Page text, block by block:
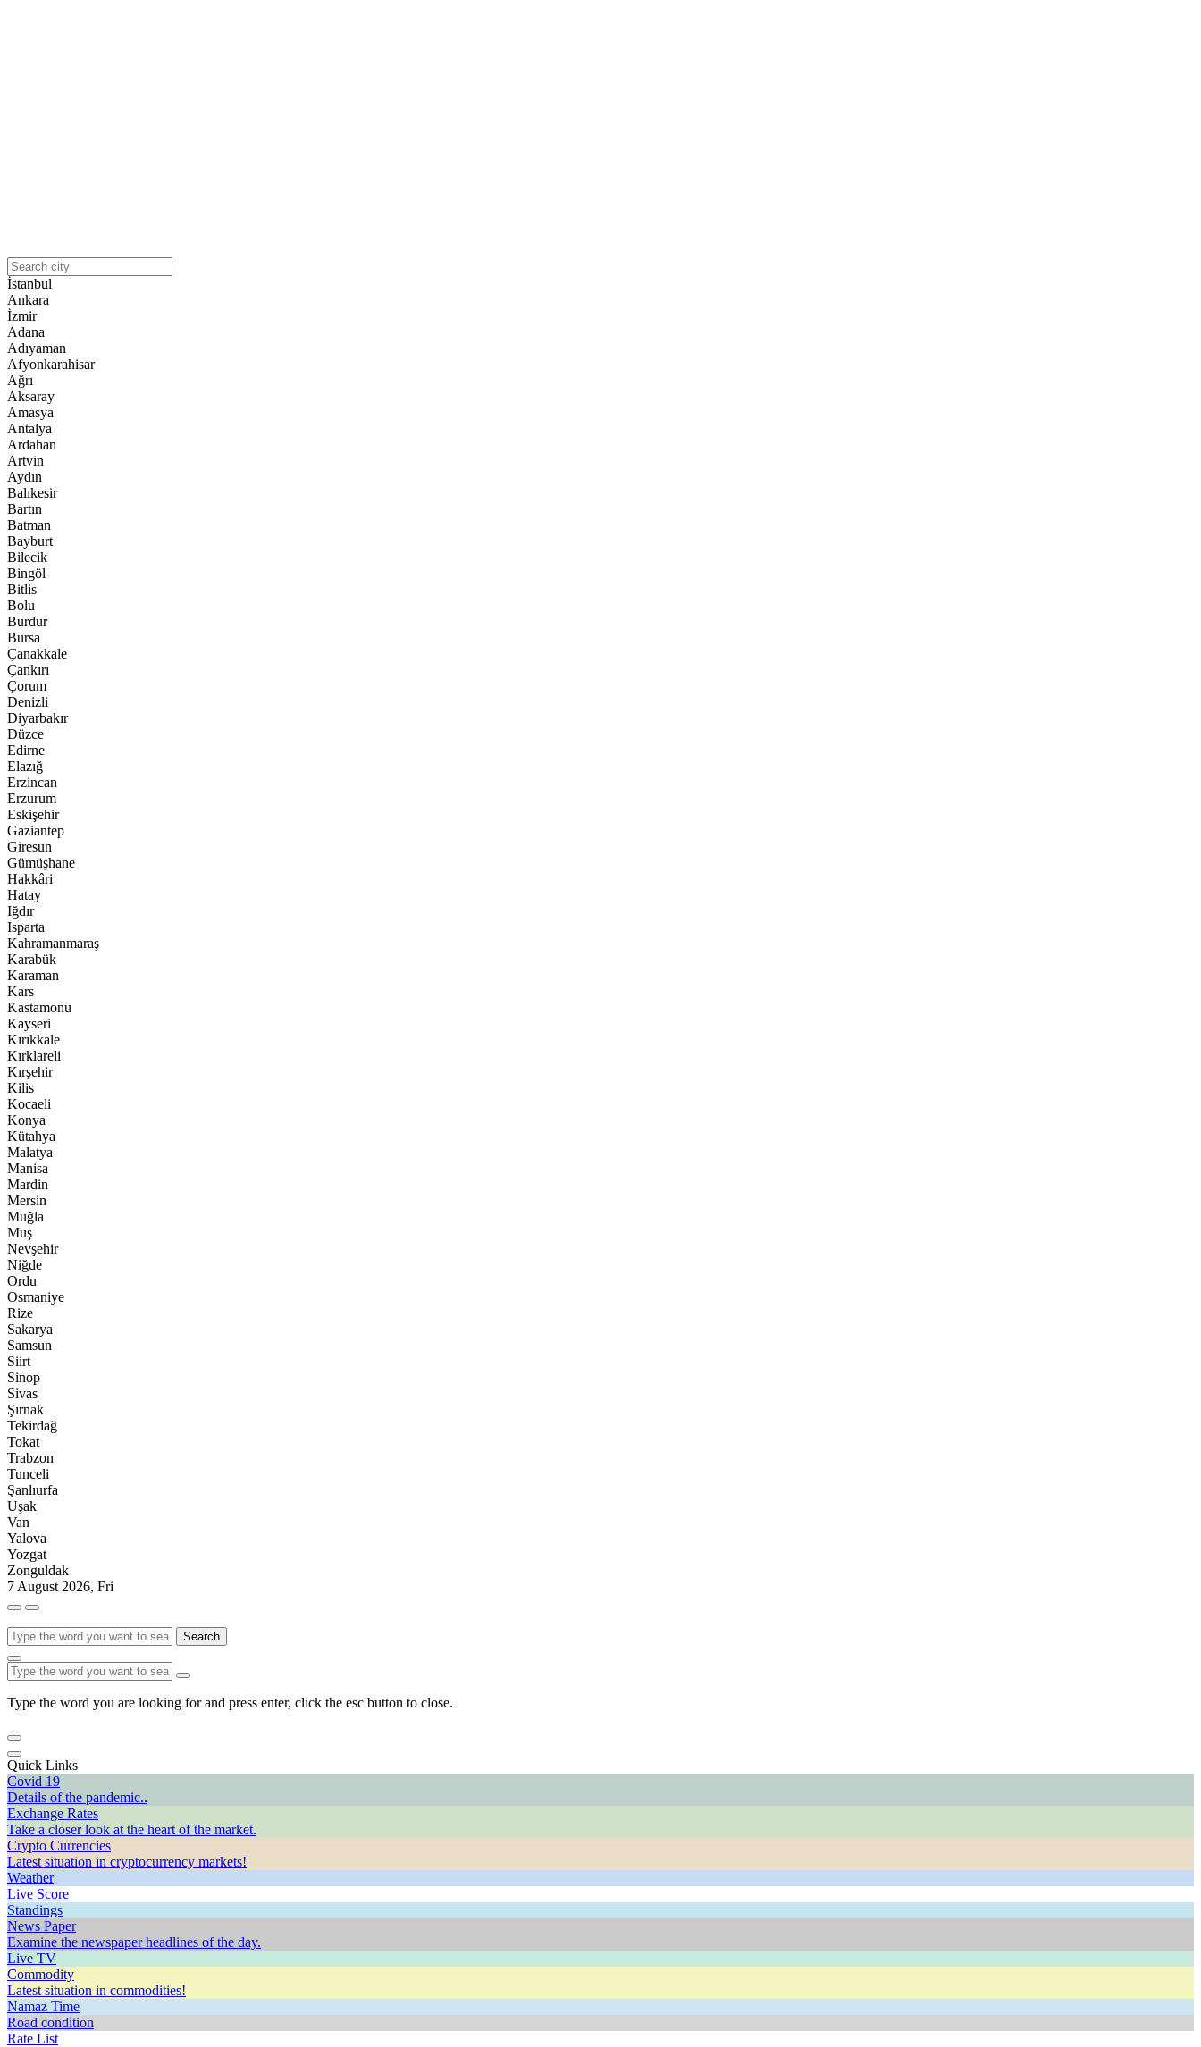
İstanbul
Ankara
İzmir
Adana
Adıyaman
Afyonkarahisar
Ağrı
Aksaray
Amasya
Antalya
Ardahan
Artvin
Aydın
Balıkesir
Bartın
Batman
Bayburt
Bilecik
Bingöl
Bitlis
Bolu
Burdur
Bursa
Çanakkale
Çankırı
Çorum
Denizli
Diyarbakır
Düzce
Edirne
Elazığ
Erzincan
Erzurum
Eskişehir
Gaziantep
Giresun
Gümüşhane
Hakkâri
Hatay
Iğdır
Isparta
Kahramanmaraş
Karabük
Karaman
Kars
Kastamonu
Kayseri
Kırıkkale
Kırklareli
Kırşehir
Kilis
Kocaeli
Konya
Kütahya
Malatya
Manisa
Mardin
Mersin
Muğla
Muş
Nevşehir
Niğde
Ordu
Osmaniye
Rize
Sakarya
Samsun
Siirt
Sinop
Sivas
Şırnak
Tekirdağ
Tokat
Trabzon
Tunceli
Şanlıurfa
Uşak
Van
Yalova
Yozgat
Zonguldak
7 August 2026, Fri
Search
Type the word you are looking for and press enter, click the esc button to close.
Quick Links
Covid 19
Details of the pandemic..
Exchange Rates
Take a closer look at the heart of the market.
Crypto Currencies
Latest situation in cryptocurrency markets!
Weather
Live Score
Standings
News Paper
Examine the newspaper headlines of the day.
Live TV
Commodity
Latest situation in commodities!
Namaz Time
Road condition
Rate List